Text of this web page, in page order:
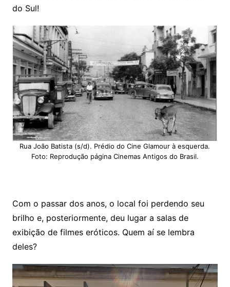
do Sul!
Rua João Batista (s/d). Prédio do Cine Glamour à esquerda.
Foto: Reprodução página Cinemas Antigos do Brasil.
Com o passar dos anos, o local foi perdendo seu
brilho e, posteriormente, deu lugar a salas de
exibição de filmes eróticos. Quem aí se lembra
deles?